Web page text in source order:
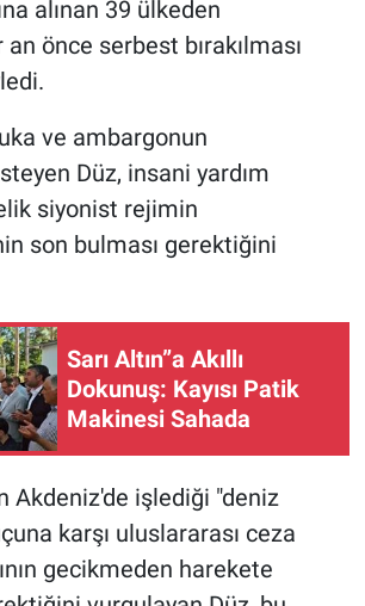
alınan 39 ülkeden
önce serbest bırakılması
ve ambargonun
Düz, insani yardım
siyonist rejimin
son bulması gerektiğini
Sarı Altın”a Akıllı
Dokunuş: Kayısı Patik
Makinesi Sahada
Akdeniz'de işlediği "deniz
karşı uluslararası ceza
gecikmeden harekete